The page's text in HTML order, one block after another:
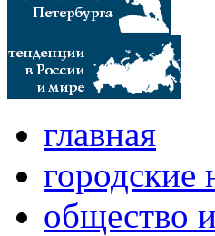
главная
городские
общество